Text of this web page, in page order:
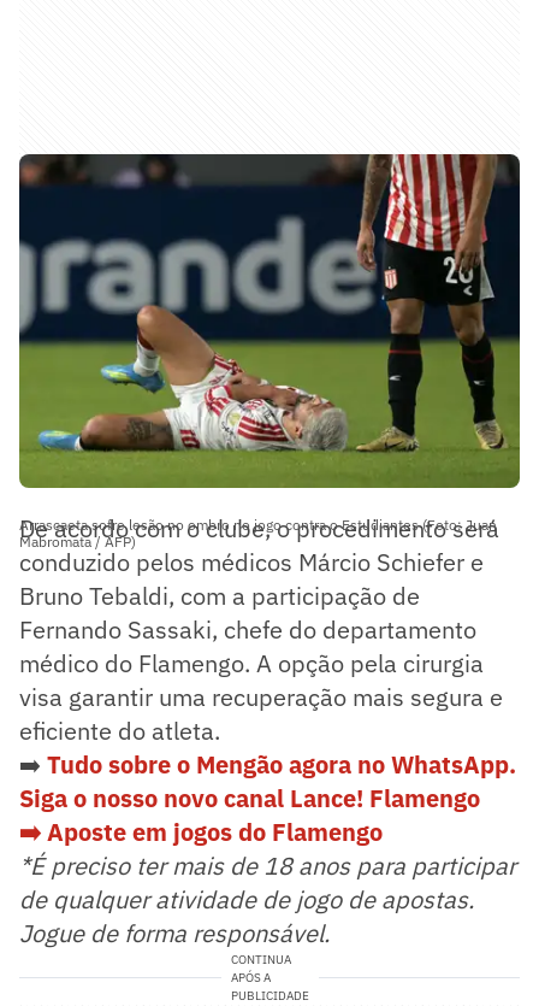
Arrascaeta sofre lesão no ombro no jogo contra o Estudiantes (Foto: Juan
Mabromata / AFP)
De acordo com o clube, o procedimento será
conduzido pelos médicos Márcio Schiefer e
Bruno Tebaldi, com a participação de
Fernando Sassaki, chefe do departamento
médico do Flamengo. A opção pela cirurgia
visa garantir uma recuperação mais segura e
eficiente do atleta.
➡️ Tudo sobre o Mengão agora no WhatsApp.
Siga o nosso novo canal Lance! Flamengo
➡️ Aposte em jogos do Flamengo
*É preciso ter mais de 18 anos para participar
de qualquer atividade de jogo de apostas.
Jogue de forma responsável.
CONTINUA
APÓS A
PUBLICIDADE